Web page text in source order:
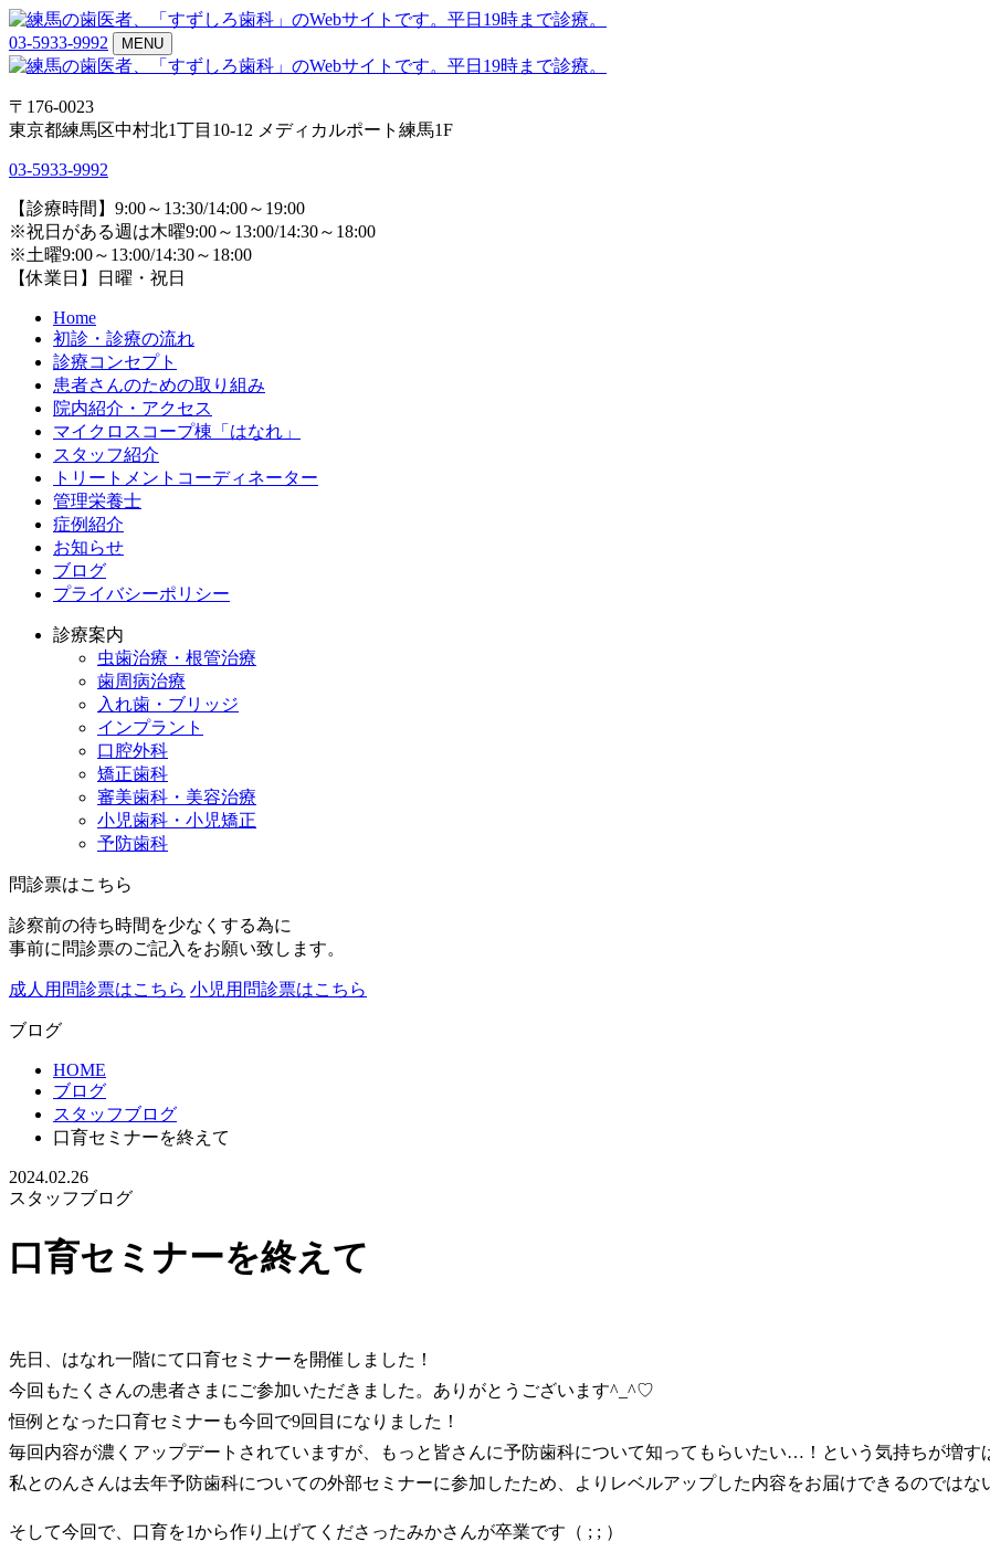
03-5933-9992 MENU
〒176-0023
東京都練馬区中村北1丁目10-12 メディカルポート練馬1F
03-5933-9992
【診療時間】9:00～13:30/14:00～19:00
※祝日がある週は木曜9:00～13:00/14:30～18:00
※土曜9:00～13:00/14:30～18:00
【休業日】日曜・祝日
Home
初診・診療の流れ
診療コンセプト
患者さんのための取り組み
院内紹介・アクセス
マイクロスコープ棟「はなれ」
スタッフ紹介
トリートメントコーディネーター
管理栄養士
症例紹介
お知らせ
ブログ
プライバシーポリシー
診療案内
虫歯治療・根管治療
歯周病治療
入れ歯・ブリッジ
インプラント
口腔外科
矯正歯科
審美歯科・美容治療
小児歯科・小児矯正
予防歯科
問診票はこちら
診察前の待ち時間を少なくする為に
事前に問診票のご記入をお願い致します。
成人用問診票はこちら 小児用問診票はこちら
ブログ
HOME
ブログ
スタッフブログ
口育セミナーを終えて
2024.02.26
スタッフブログ
口育セミナーを終えて
先日、はなれ一階にて口育セミナーを開催しました！
今回もたくさんの患者さまにご参加いただきました。ありがとうございます^_^♡
恒例となった口育セミナーも今回で9回目になりました！
毎回内容が濃くアップデートされていますが、もっと皆さんに予防歯科について知ってもらいたい…！という気持ちが増す
私とのんさんは去年予防歯科についての外部セミナーに参加したため、よりレベルアップした内容をお届けできるのではな
そして今回で、口育を1から作り上げてくださったみかさんが卒業です（ ; ; ）